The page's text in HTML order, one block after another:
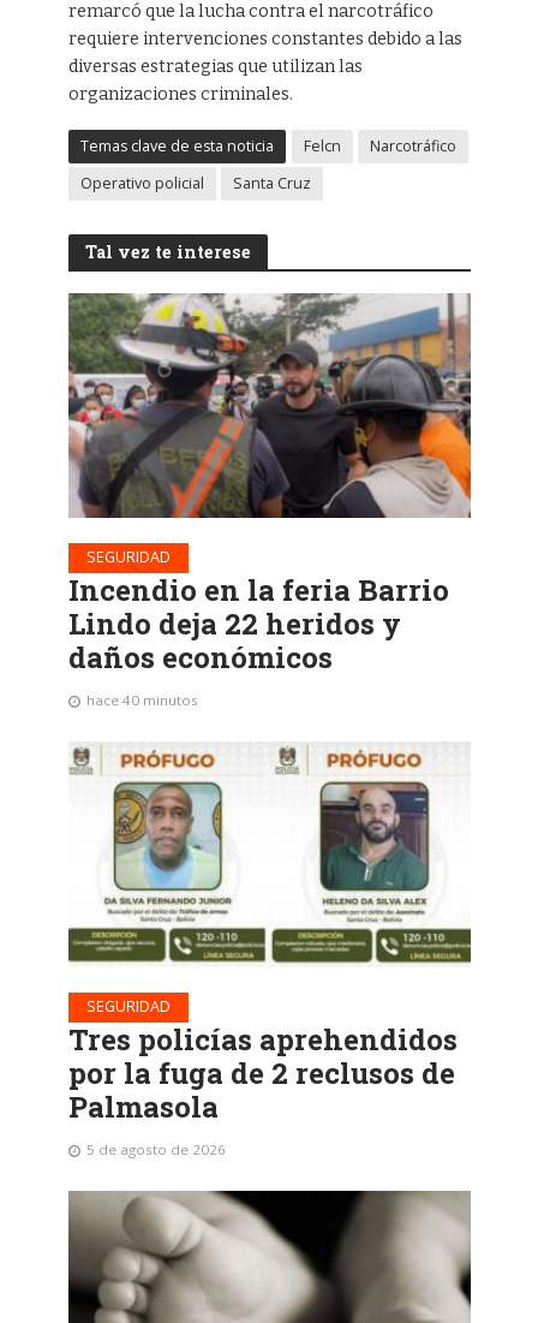
remarcó que la lucha contra el narcotráfico
requiere intervenciones constantes debido a las
diversas estrategias que utilizan las
organizaciones criminales.
Temas clave de esta noticia Felcn
Narcotráfico
Operativo policial
Santa Cruz
Tal vez te interese
SEGURIDAD
Incendio en la feria Barrio
Lindo deja 22 heridos y
daños económicos
hace 40 minutos
SEGURIDAD
Tres policías aprehendidos
por la fuga de 2 reclusos de
Palmasola
5 de agosto de 2026